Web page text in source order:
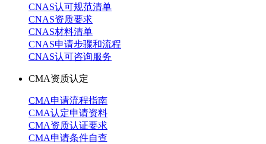
CNAS认可规范清单
CNAS资质要求
CNAS材料清单
CNAS申请步骤和流程
CNAS认可咨询服务
CMA资质认定
CMA申请流程指南
CMA认定申请资料
CMA资质认证要求
CMA申请条件自查